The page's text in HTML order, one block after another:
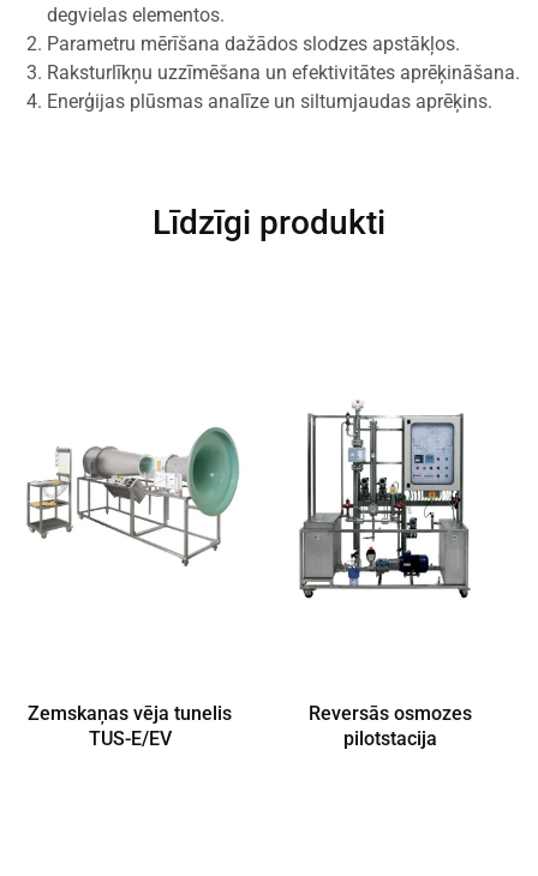
degvielas elementos.
Parametru mērīšana dažādos slodzes apstākļos.
Raksturlīkņu uzzīmēšana un efektivitātes aprēķināšana.
Enerģijas plūsmas analīze un siltumjaudas aprēķins.
Līdzīgi produkti
Zemskaņas vēja tunelis
TUS-E/EV
Reversās osmozes
pilotstacija